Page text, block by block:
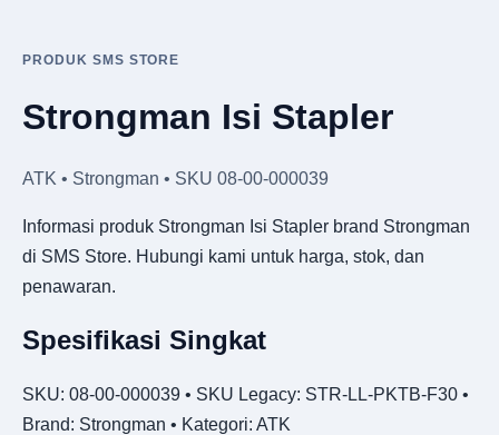
PRODUK SMS STORE
Strongman Isi Stapler
ATK • Strongman • SKU 08-00-000039
Informasi produk Strongman Isi Stapler brand Strongman
di SMS Store. Hubungi kami untuk harga, stok, dan
penawaran.
Spesifikasi Singkat
SKU: 08-00-000039 • SKU Legacy: STR-LL-PKTB-F30 •
Brand: Strongman • Kategori: ATK